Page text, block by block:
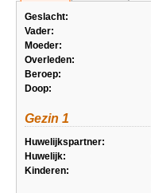
Geslacht:
Vader:
Moeder:
Overleden:
Beroep:
Doop:
Gezin 1
Huwelijkspartner:
Huwelijk:
Kinderen: